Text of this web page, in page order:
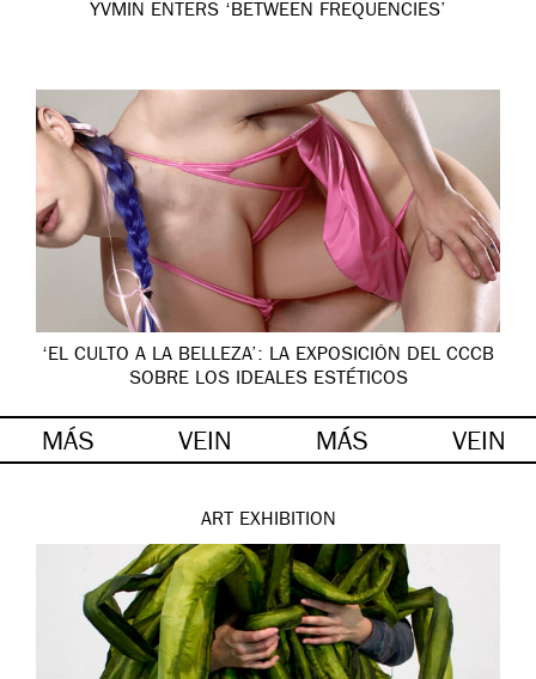
YVMIN ENTERS ‘BETWEEN FREQUENCIES’
‘EL CULTO A LA BELLEZA’: LA EXPOSICIÓN DEL CCCB
SOBRE LOS IDEALES ESTÉTICOS
MÁS VEIN MÁS VEIN
ART EXHIBITION